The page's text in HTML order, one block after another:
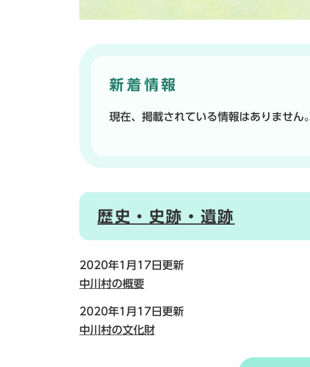
新着情報
現在、掲載されている情報はありません。
歴史・史跡・遺跡
2020年1月17日更新
中川村の概要
2020年1月17日更新
中川村の文化財